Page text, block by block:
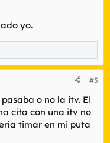
yo.
#3
o no la itv. El
cita con una itv no
timar en mi puta